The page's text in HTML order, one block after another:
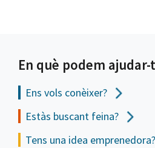
En què podem ajudar-
Ens vols conèixer?
Estàs buscant feina?
Tens una idea emprenedora?